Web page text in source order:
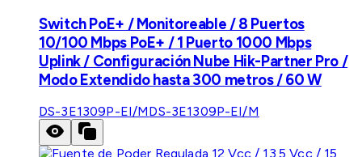
Switch PoE+ / Monitoreable / 8 Puertos
10/100 Mbps PoE+ / 1 Puerto 1000 Mbps
Uplink / Configuración Nube Hik-Partner Pro /
Modo Extendido hasta 300 metros / 60 W
DS-3E1309P-EI/MDS-3E1309P-EI/M